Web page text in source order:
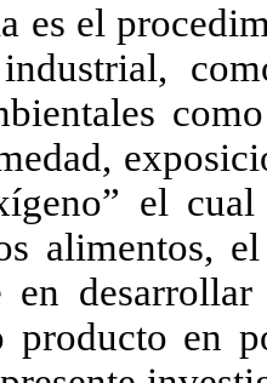
es el
el
alimentos,
en
producto en